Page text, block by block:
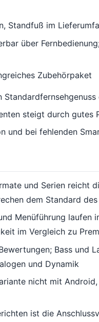
Standfuß im
über
Zubehörpaket
steigt durch gutes
und bei fehlenden
und Serien reicht
dem Standard
Menüführung laufen
im Vergleich zu
Bass und
und Dynamik
nicht mit
ist die